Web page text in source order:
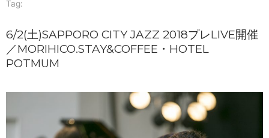
Tag:
6/2(土)SAPPORO CITY JAZZ 2018プレLIVE開催
／MORIHICO.STAY&COFFEE・HOTEL
POTMUM